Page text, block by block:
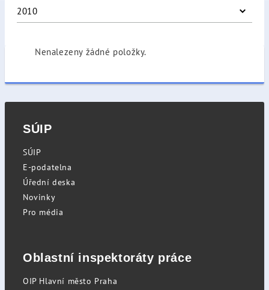
2010
Nenalezeny žádné položky.
SÚIP
SÚIP
E-podatelna
Úřední deska
Novinky
Pro média
Oblastní inspektoráty práce
OIP Hlavní město Praha